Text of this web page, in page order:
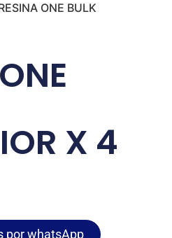
ONE BULK
X 4
por whatsApp